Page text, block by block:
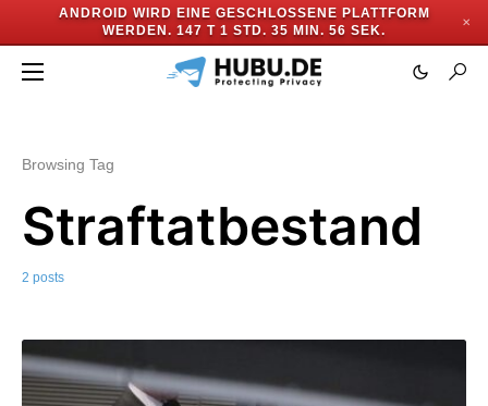
ANDROID WIRD EINE GESCHLOSSENE PLATTFORM
WERDEN. 147 T 1 STD. 35 MIN. 56 SEK.
✕
Browsing Tag
Straftatbestand
2 posts